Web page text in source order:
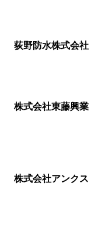
荻野防水株式会社
株式会社東藤興業
株式会社アンクス